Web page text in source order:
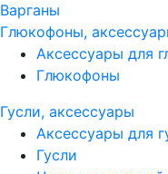
Варганы
Глюкофоны,
Аксессуары для
Глюкофоны
Гусли, аксессуары
Аксессуары для
Гусли